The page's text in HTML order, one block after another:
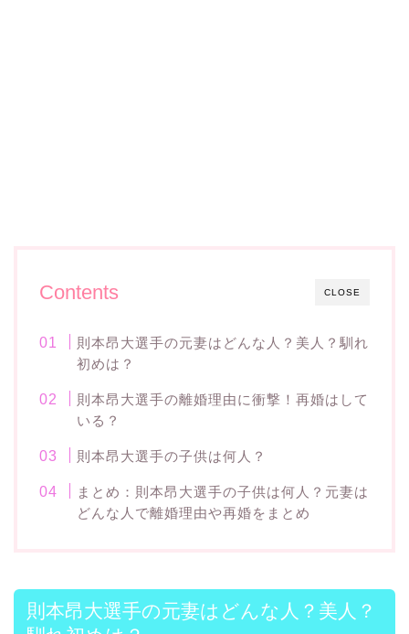
CLOSE
Contents
則本昂大選手の元妻はどんな人？美人？馴れ
初めは？
則本昂大選手の離婚理由に衝撃！再婚はして
いる？
則本昂大選手の子供は何人？
まとめ：則本昂大選手の子供は何人？元妻は
どんな人で離婚理由や再婚をまとめ
則本昂大選手の元妻はどんな人？美人？